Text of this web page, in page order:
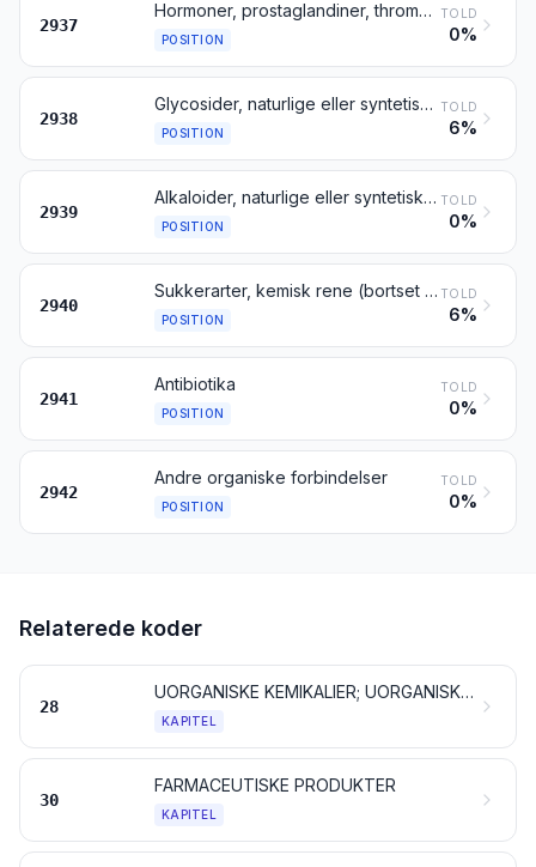
2937
Hormoner, prostaglandiner, thromboxaner og leukotriener, naturlige eller syntetisk reproducerede; derivater og strukturelle analogstoffer deraf, herunder polypeptider med modificeret kædestruktur, der hovedsagelig anvendes som hormoner
POSITION
TOLD
0%
2938
Glycosider, naturlige eller syntetisk reproducerede, samt salte, ethere, estere og andre derivater deraf
POSITION
TOLD
6%
2939
Alkaloider, naturlige eller syntetisk reproducerede, samt salte, ethere, estere og andre derivater deraf
POSITION
TOLD
0%
2940
Sukkerarter, kemisk rene (bortset fra saccharose, lactose, maltose, glucose og fructose); sukkerethere, sukkeracetaler og sukkerestere samt salte deraf, bortset fra produkter henhørende under pos. 2937, 2938 og 2939
POSITION
TOLD
6%
2941
Antibiotika
POSITION
TOLD
0%
2942
Andre organiske forbindelser
POSITION
TOLD
0%
Relaterede koder
28
UORGANISKE KEMIKALIER; UORGANISKE ELLER ORGANISKE FORBINDELSER AF ÆDLE METALLER, AF SJÆLDNE JORDARTERS METALLER, AF RADIOAKTIVE GRUNDSTOFFER OG AF ISOTOPER
KAPITEL
30
FARMACEUTISKE PRODUKTER
KAPITEL